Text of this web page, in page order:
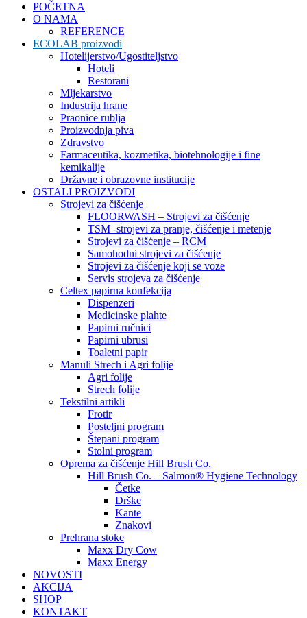
POČETNA
O NAMA
REFERENCE
ECOLAB proizvodi
Hotelijerstvo/Ugostiteljstvo
Hoteli
Restorani
Mljekarstvo
Industrija hrane
Praonice rublja
Proizvodnja piva
Zdravstvo
Farmaceutika, kozmetika, biotehnologije i fine
kemikalije
Državne i obrazovne institucije
OSTALI PROIZVODI
Strojevi za čišćenje
FLOORWASH – Strojevi za čišćenje
TSM -strojevi za pranje, čišćenje i metenje
Strojevi za čišćenje – RCM
Samohodni strojevi za čišćenje
Strojevi za čišćenje koji se voze
Servis strojeva za čišćenje
Celtex papirna konfekcija
Dispenzeri
Medicinske plahte
Papirni ručnici
Papirni ubrusi
Toaletni papir
Manuli Strech i Agri folije
Agri folije
Strech folije
Tekstilni artikli
Frotir
Posteljni program
Štepani program
Stolni program
Oprema za čišćenje Hill Brush Co.
Hill Brush Co. – Salmon® Hygiene Technology
Četke
Drške
Kante
Znakovi
Prehrana stoke
Maxx Dry Cow
Maxx Energy
NOVOSTI
AKCIJA
SHOP
KONTAKT